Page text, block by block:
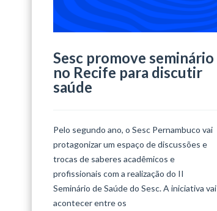
Sesc promove seminário
no Recife para discutir
saúde
Pelo segundo ano, o Sesc Pernambuco vai
protagonizar um espaço de discussões e
trocas de saberes acadêmicos e
profissionais com a realização do II
Seminário de Saúde do Sesc. A iniciativa vai
acontecer entre os